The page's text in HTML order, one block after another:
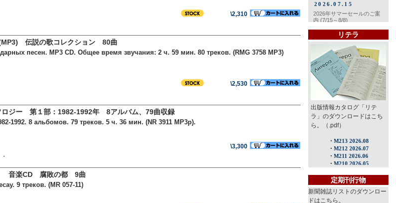
\2,310
伝説の歌コレクション 80曲
песен. MP3 CD. Общее время звучания: 2 ч. 59 мин. 80 треков. (RMG 3758 MP3)
\2,530
ー 第１部：1982-1992年 8アルバム、79曲収録
1992. 8 альбомов. 79 треков. 5 ч. 36 мин. (NR 3911 MP3p).
\3,300
音楽CD 腐敗の都 9曲
9 треков. (MR 057-11)
リテラ
出版情報カタログ「リテ
ラ」のダウンロードはこち
ら。（.pdf）
定期刊行物
新聞雑誌リストのダウンロー
ドはこちら。